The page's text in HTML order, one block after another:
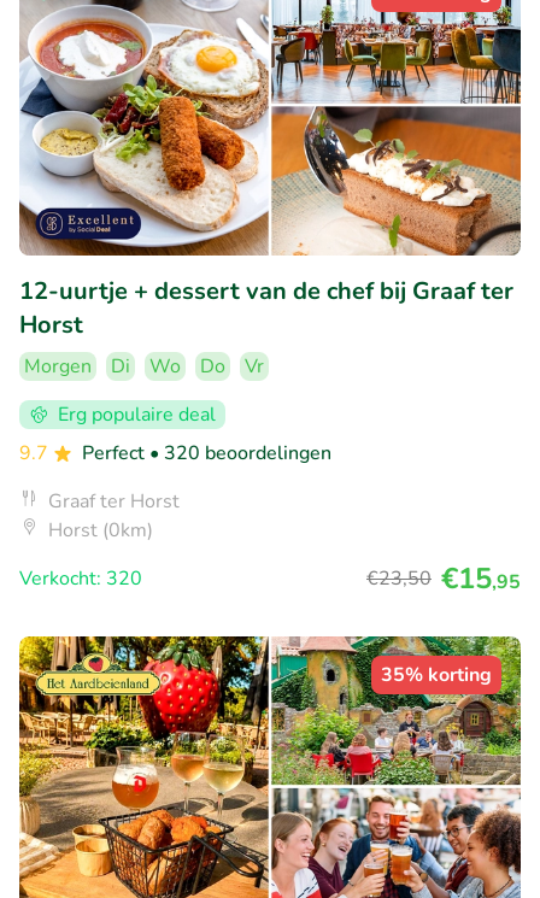
12-uurtje + dessert van de chef bij Graaf ter
Horst
Morgen Di Wo Do
Vr
Erg populaire deal
9.7
Perfect • 320 beoordelingen
Graaf ter Horst
Horst (0km)
Verkocht: 320
€23,50 €15,95
35% korting